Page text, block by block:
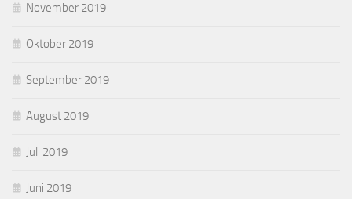
November 2019
Oktober 2019
September 2019
August 2019
Juli 2019
Juni 2019